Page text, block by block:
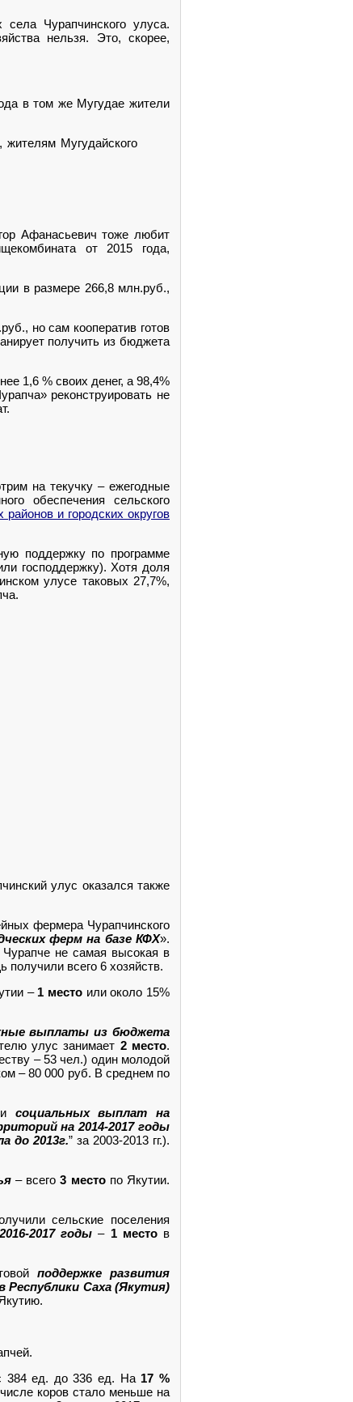
Чурапчинского улуса.
нельзя. Это, скорее,
в том же Мугудае жители
Мугудайского
Афанасьевич тоже любит
от 2015 года,
в размере 266,8 млн.руб.,
но сам кооператив готов
получить из бюджета
1,6 % своих денег, а 98,4%
реконструировать не
на текучку – ежегодные
обеспечения сельского
и городских округов
поддержку по программе
господдержку). Хотя доля
улусе таковых 27,7%,
улус оказался также
фермера Чурапчинского
ферм на базе КФХ».
не самая высокая в
всего 6 хозяйств.
– 1 местоили около 15%
выплаты из бюджета
улус занимает 2 место.
– 53 чел.) один молодой
– 80 000 руб. В среднем по
социальных выплат на
на 2014-2017 годы
до 2013г.” за 2003-2013 гг.).
– всего3 местопо Якутии.
сельские поселения
2017 годы – 1 местов
поддержке развития
Республики Саха (Якутия)
384 ед. до 336 ед. На 17 %
коров стало меньше на